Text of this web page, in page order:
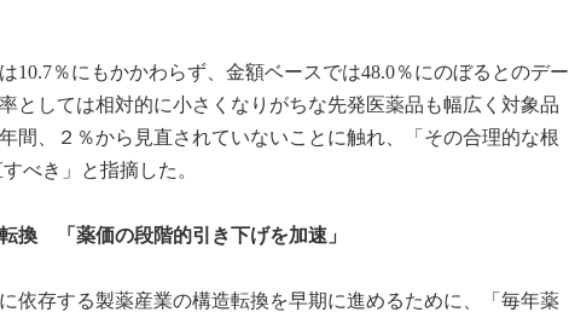
10.7％にもかかわらず、金額ベースでは48.0％にのぼるとのデー
としては相対的に小さくなりがちな先発医薬品も幅広く対象品
間、２％から見直されていないことに触れ、「その合理的な根
べき」と指摘した。
換 「薬価の段階的引き下げを加速」
依存する製薬産業の構造転換を早期に進めるために、「毎年薬